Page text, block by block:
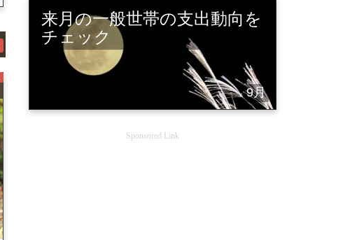
来月の一般世帯の支出動向を
チェック
9月
Sponsored Link